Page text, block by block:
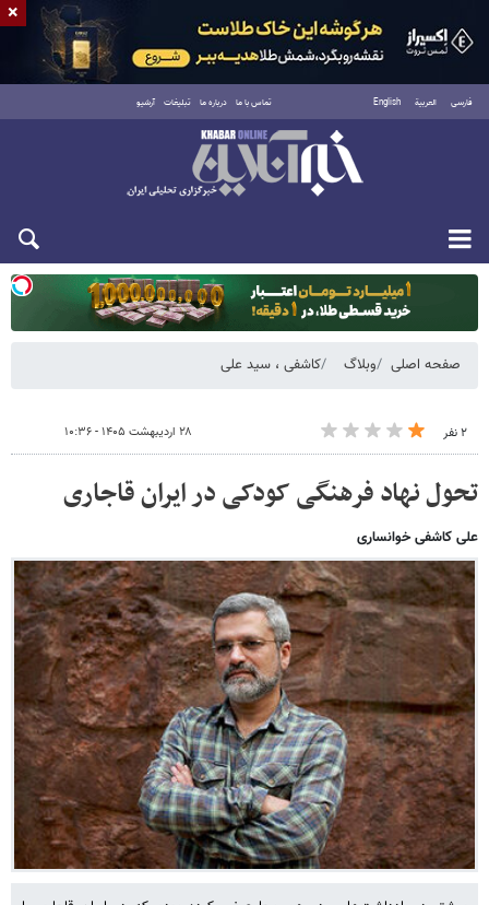
فارسی العربية English تماس با ما درباره ما تبلیغات آرشیو
یکشنبه ۱۸ مرداد ۱۴۰۵
صفحه اصلی وبلاگ کاشفی ، سید علی
۲ نفر ۲۸ اردیبهشت ۱۴۰۵ - ۱۰:۳۶
تحول نهاد فرهنگی کودکی در ایران قاجاری
علی کاشفی خوانساری
×